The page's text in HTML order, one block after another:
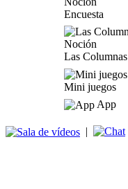
Encuesta
Las Columnas
Mini juegos
App
|